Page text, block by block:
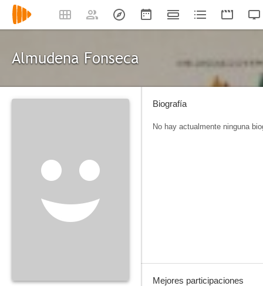
Almudena Fonseca
Biografía
No hay actualmente ninguna
Mejores participaciones